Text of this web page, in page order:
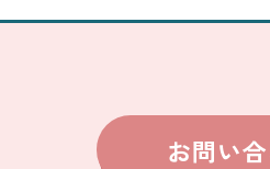
お問い